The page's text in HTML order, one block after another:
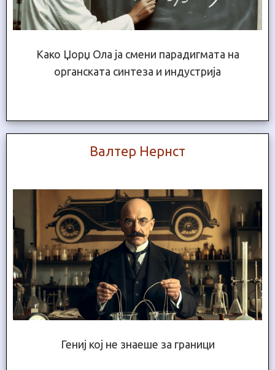
Како Џорџ Ола ја смени парадигмата на
органската синтеза и индустрија
Валтер Нернст
Гениј кој не знаеше за граници